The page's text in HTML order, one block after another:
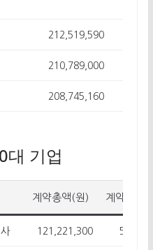
212,519,590
210,789,000
208,745,160
대 기업
계약총액(원) 계약건수
121,221,300 56